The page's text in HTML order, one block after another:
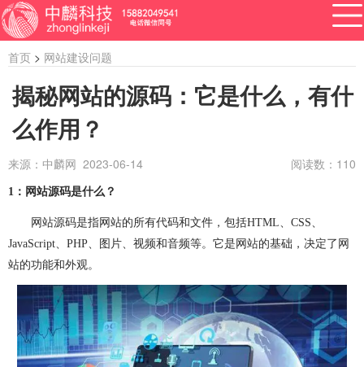
APP开发
软件开发
企业管理系统开发 公众号开发 成都公众号开发
公众号定制开发
公众号开发费用 做公众号 公众号开发问题
ERP系统开发 做ERP系统 OA系统开发
首页 > 网站建设问题
揭秘网站的源码：它是什么，有什
么作用？
来源：中麟网 2023-06-14 阅读数： 110
1 ：网站源码是什么？
网站源码是指网站的所有代码和文件，包括HTML CSS
JavaScript
PHP 、图片、视频和音频等。它是网站的基础，决定了网
站的功能和外观。